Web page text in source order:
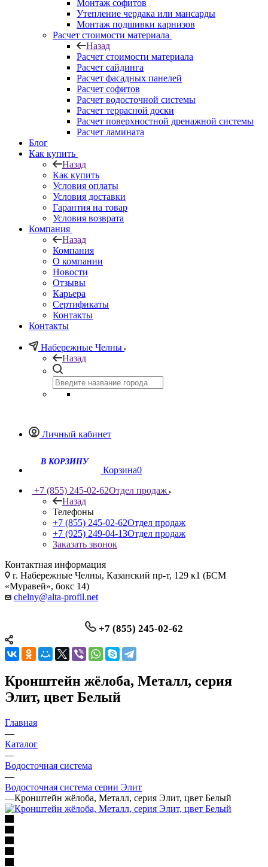
Монтаж софитов
Утепление чердака или мансарды
Монтаж подшивки карнизов
Расчет стоимости материала
Назад
Расчет стоимости материала
Расчет сайдинга
Расчет фасадных панелей
Расчет софитов
Расчет водосточной системы
Расчет террасной доски
Расчет поверхностной дренажной системы
Расчет ламината
Блог
Как купить
Назад
Как купить
Условия оплаты
Условия доставки
Гарантия на товар
Условия возврата
Компания
Назад
Компания
О компании
Новости
Отзывы
Карьера
Сертификаты
Контакты
Контакты
Набережные Челны
Назад
Личный кабинет
Корзина0
+7 (855) 245-02-62Отдел продаж
Назад
Телефоны
+7 (855) 245-02-62Отдел продаж
+7 (925) 249-04-13Отдел продаж
Заказать звонок
Контактная информация
г. Набережные Челны, Казанский пр-т, 129 к1 (БСМ
«Муравей», бокс 14)
chelny@alta-profil.net
+7 (855) 245-02-62
Кронштейн жёлоба, Металл, серия
Элит, цвет Белый
Главная
—
Каталог
—
Водосточная система
—
Водосточная система серии Элит
—Кронштейн жёлоба, Металл, серия Элит, цвет Белый